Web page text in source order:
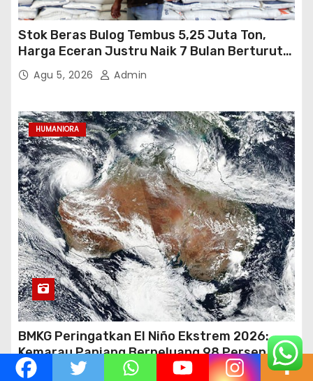
Stok Beras Bulog Tembus 5,25 Juta Ton,
Harga Eceran Justru Naik 7 Bulan Berturut-
TurutAgu 5, 2026 Admin
HUMANIORA
BMKG Peringatkan El Niño Ekstrem 2026:
Kemarau Panjang Berpeluang 98 Persen
hingga Awal 2027
Agu 3, 2026 Admin